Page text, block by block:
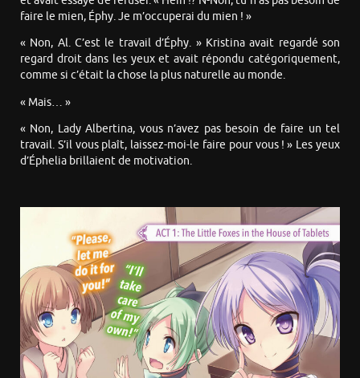
faire le mien, Éphy. Je m’occuperai du mien ! »
« Non, Al. C’est le travail d’Éphy. » Kristina avait regardé son
regard droit dans les yeux et avait répondu catégoriquement,
comme si c’était la chose la plus naturelle au monde.
« Mais… »
« Non, Lady Albertina, vous n’avez pas besoin de faire un tel
travail. S’il vous plaît, laissez-moi-le faire pour vous ! » Les yeux
d’Éphelia brillaient de motivation.